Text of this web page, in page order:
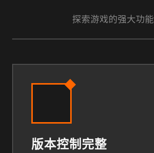
探索游戏的强大功能
版本控制完整